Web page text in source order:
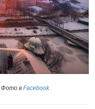
Фото в Facebook